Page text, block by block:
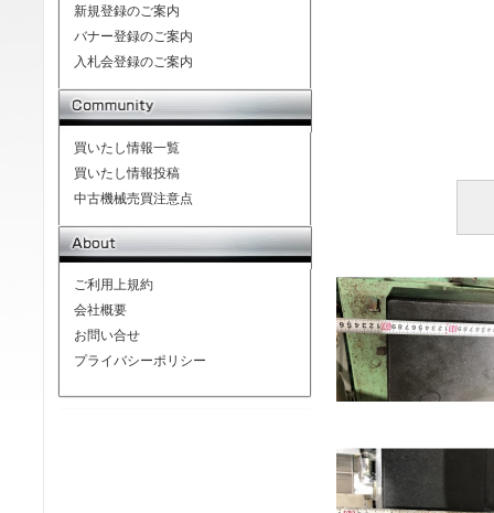
新規登録のご案内
バナー登録のご案内
入札会登録のご案内
買いたし情報一覧
買いたし情報投稿
中古機械売買注意点
ご利用上規約
会社概要
お問い合せ
プライバシーポリシー